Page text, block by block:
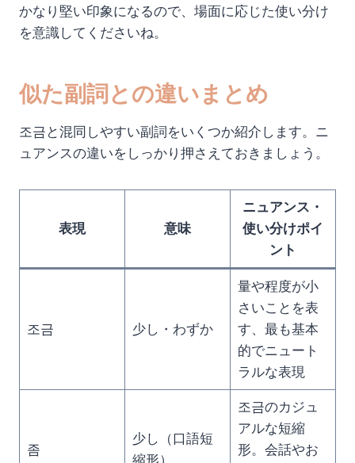
かなり堅い印象になるので、場面に応じた使い分け
を意識してくださいね。
似た副詞との違いまとめ
조금と混同しやすい副詞をいくつか紹介します。ニ
ュアンスの違いをしっかり押さえておきましょう。
表現 意味
ニュアンス・
使い分けポイ
ント
조금 少し・わずか
量や程度が小
さいことを表
す、最も基本
的でニュート
ラルな表現
좀
少し（口語短
조금のカジュ
アルな短縮
形。会話やお